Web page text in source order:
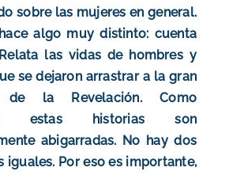
sobre las mujeres en general.
algo muy distinto: cuenta
las vidas de hombres y
se dejaron arrastrar a la gran
de la Revelación. Como
estas historias son
abigarradas. No hay dos
iguales. Por eso es importante,